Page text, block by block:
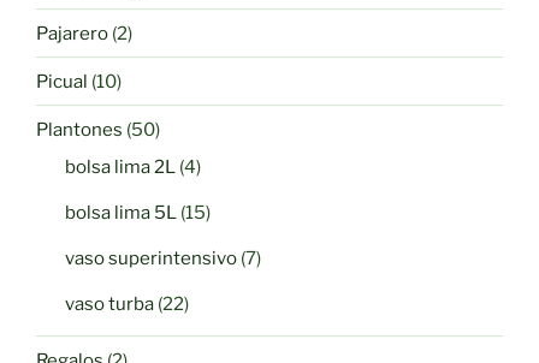
productos
Pajarero 22
productos
Picual 1010
productos
Plantones 5050
productos
bolsa lima 2L 44
bolsa lima 5L 1515
vaso superintensivo 77
vaso turba 2222
productos